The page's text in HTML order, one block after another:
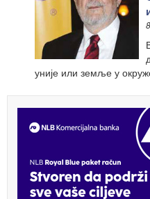
уније или земље у